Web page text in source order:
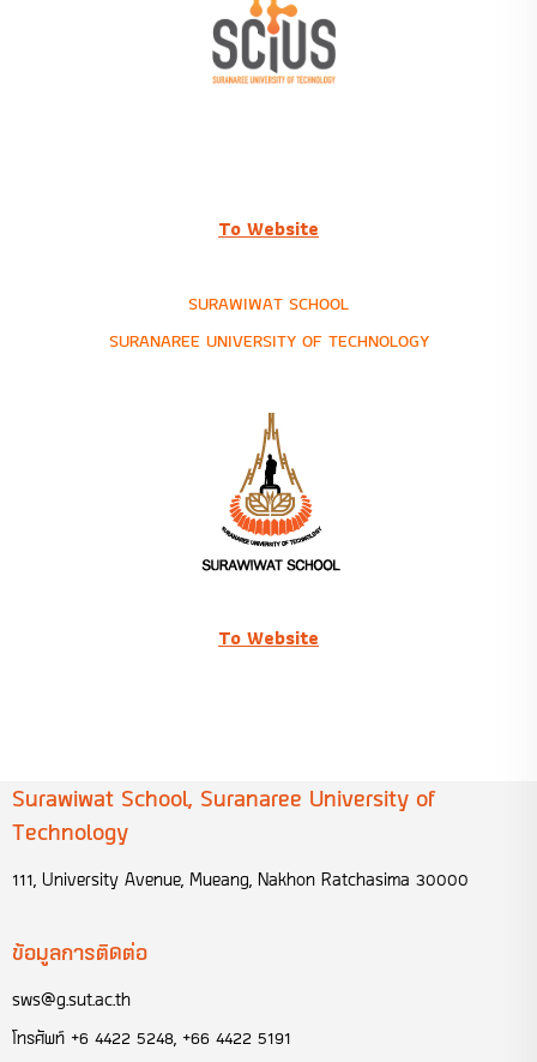
To Website
SURAWIWAT SCHOOL
SURANAREE UNIVERSITY OF TECHNOLOGY
To Website
Surawiwat School, Suranaree University of
Technology
111, University Avenue, Mueang, Nakhon Ratchasima 30000
ข้อมูลการติดต่อ
sws@g.sut.ac.th
โทรศัพท์ +6 4422 5248, +66 4422 5191